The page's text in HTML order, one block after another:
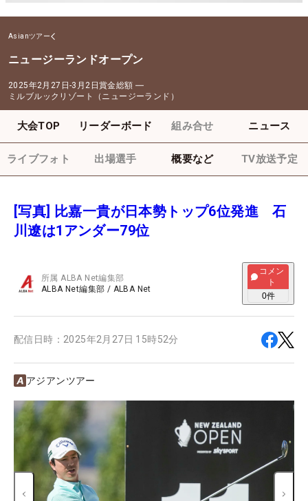
Asianツアー
ニュージーランドオープン
2025年2月27日-3月2日賞金総額 ―
ミルブルックリゾート（ニュージーランド）
大会TOP リーダーボード 組み合せ ニュース
ライブフォト 出場選手 概要など TV放送予定
[写真] 比嘉一貴が日本勢トップ6位発進 石
川遼は1アンダー79位
所属ALBA Net編集部
ALBA Net編集部 / ALBA Net
コメン
ト
0件
配信日時： 2025年2月27日 15時52分
アジアンツアー